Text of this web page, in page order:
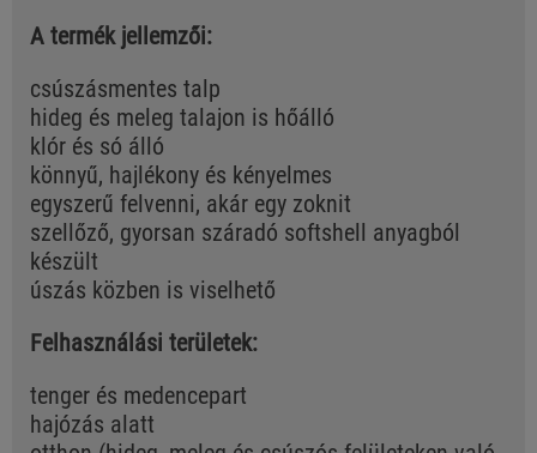
A termék jellemzői:
csúszásmentes talp
hideg és meleg talajon is hőálló
klór és só álló
könnyű, hajlékony és kényelmes
egyszerű felvenni, akár egy zoknit
szellőző, gyorsan száradó softshell anyagból
készült
úszás közben is viselhető
Felhasználási területek:
tenger és medencepart
hajózás alatt